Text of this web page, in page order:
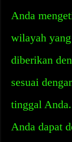
Anda
wilayah
diberikan
sesuai
tinggal
Anda dapat